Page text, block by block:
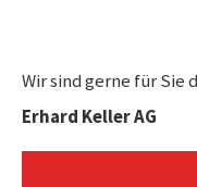
Wir sind gerne für Sie
Erhard Keller AG